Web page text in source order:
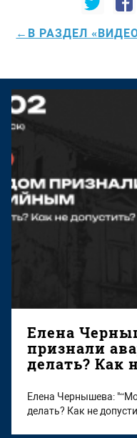
←В РАЗДЕЛ
Елена
признали
делать? Как
Елена Чернышева:
делать? Как не